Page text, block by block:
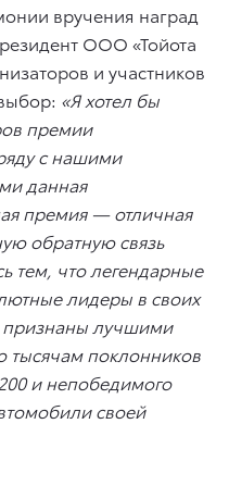
вручения наград
ООО «Тойота
и участников
«Я хотел бы
премии
с нашими
данная
премия — отличная
обратную связь
тем, что легендарные
лидеры в своих
признаны лучшими
тысячам поклонников
и непобедимого
своей